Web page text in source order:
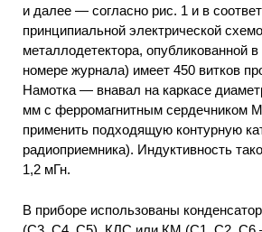
и далее — согласно рис. 1 и в
принципиальной электрической
металлодетектора, опубликованной
номере журнала) имеет 450 витков
Намотка — внавал на каркасе
мм с ферромагнитным сердечником
применить подходящую контурную
радиоприемника). Индуктивность
1,2 мГн.
В приборе использованы